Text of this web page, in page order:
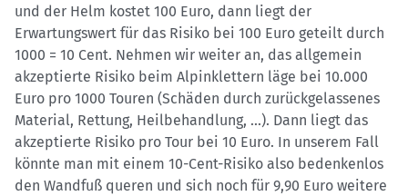
und der Helm kostet 100 Euro, dann liegt der
Erwartungswert für das Risiko bei 100 Euro geteilt durch
1000 = 10 Cent. Nehmen wir weiter an, das allgemein
akzeptierte Risiko beim Alpinklettern läge bei 10.000
Euro pro 1000 Touren (Schäden durch zurückgelassenes
Material, Rettung, Heilbehandlung, ...). Dann liegt das
akzeptierte Risiko pro Tour bei 10 Euro. In unserem Fall
könnte man mit einem 10-Cent-Risiko also bedenkenlos
den Wandfuß queren und sich noch für 9,90 Euro weitere